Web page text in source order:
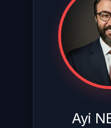
Ayi